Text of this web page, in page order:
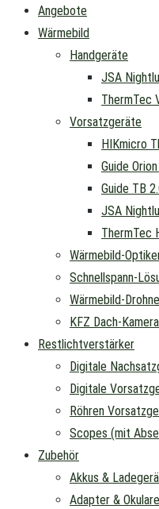
Angebote
Wärmebild
Handgeräte
JSA
ThermTec
Vorsatzgeräte
HIKmicro
Guide
Guide TB
JSA
ThermTec
Wärmebild-
Schnellspann-
Wärmebild-
KFZ Dach-Kamera
Restlichtverstärker
Digitale
Digitale
Röhren
Scopes (mit
Zubehör
Akkus &
Adapter & Okulare